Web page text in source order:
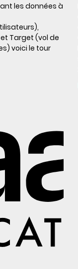
les données à
Target (vol de
voici le tour